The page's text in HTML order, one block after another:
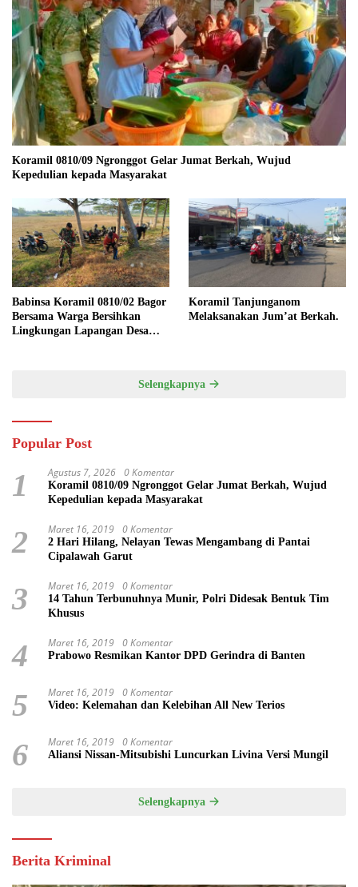
Koramil 0810/09 Ngronggot Gelar Jumat Berkah, Wujud
Kepedulian kepada Masyarakat
Babinsa Koramil 0810/02 Bagor
Bersama Warga Bersihkan
Lingkungan Lapangan Desa
Koramil Tanjunganom
Melaksanakan Jum’at Berkah.
Selengkapnya
Popular Post
1 Agustus 7, 2026 0 Komentar
Koramil 0810/09 Ngronggot Gelar Jumat Berkah, Wujud
Kepedulian kepada Masyarakat
2 Maret 16, 2019 0 Komentar
2 Hari Hilang, Nelayan Tewas Mengambang di Pantai
Cipalawah Garut
3 Maret 16, 2019 0 Komentar
14 Tahun Terbunuhnya Munir, Polri Didesak Bentuk Tim
Khusus
4 Maret 16, 2019 0 Komentar
Prabowo Resmikan Kantor DPD Gerindra di Banten
5 Maret 16, 2019 0 Komentar
Video: Kelemahan dan Kelebihan All New Terios
6 Maret 16, 2019 0 Komentar
Aliansi Nissan-Mitsubishi Luncurkan Livina Versi Mungil
Selengkapnya
Berita Kriminal